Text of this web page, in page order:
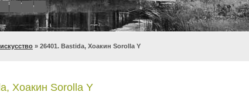
8
» 26401. Bastida, Хоакин Sorolla Y
Хоакин Sorolla Y